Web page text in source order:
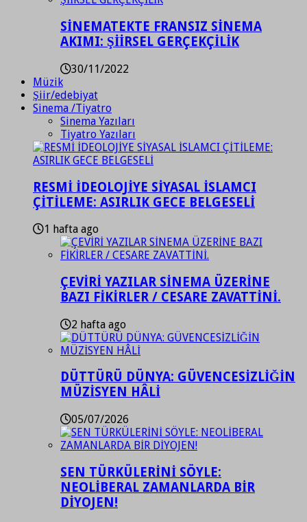
SİNEMATEKTE FRANSIZ SİNEMA
AKIMI: ŞİİRSEL GERÇEKÇİLİK
30/11/2022
Müzik
Şiir/edebiyat
Sinema /Tiyatro
Sinema Yazıları
Tiyatro Yazıları
RESMİ İDEOLOJİYE SİYASAL İSLAMCI
ÇİTİLEME: ASIRLIK GECE BELGESELİ
1 hafta ago
ÇEVİRİ YAZILAR SİNEMA ÜZERİNE
BAZI FİKİRLER / CESARE ZAVATTİNİ.
2 hafta ago
DÜTTÜRÜ DÜNYA: GÜVENCESİZLİĞİN
MÜZİSYEN HÂLİ
05/07/2026
SEN TÜRKÜLERİNİ SÖYLE:
NEOLİBERAL ZAMANLARDA BİR
DİYOJEN!